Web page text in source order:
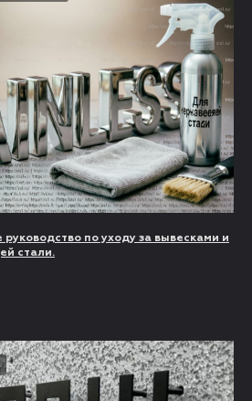
по уходу за вывесками и
стали.